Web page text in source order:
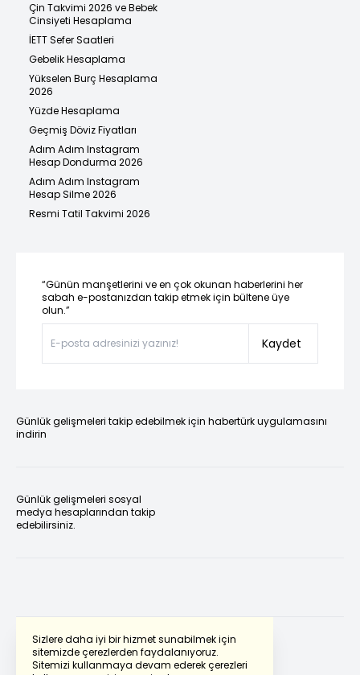
Sizlere daha iyi bir hizmet sunabilmek için
sitemizde çerezlerden faydalanıyoruz.
Sitemizi kullanmaya devam ederek çerezleri
Çin Takvimi 2026 ve Bebek
Cinsiyeti Hesaplama
İETT Sefer Saatleri
Gebelik Hesaplama
Yükselen Burç Hesaplama
2026
Yüzde Hesaplama
Geçmiş Döviz Fiyatları
Adım Adım Instagram
Hesap Dondurma 2026
Adım Adım Instagram
Hesap Silme 2026
Resmi Tatil Takvimi 2026
“Günün manşetlerini ve en çok okunan haberlerini her
sabah e-postanızdan takip etmek için bültene üye
olun.”
Kaydet
Günlük gelişmeleri takip edebilmek için habertürk uygulamasını
indirin
Günlük gelişmeleri sosyal
medya hesaplarından takip
edebilirsiniz.
Powered by Translate